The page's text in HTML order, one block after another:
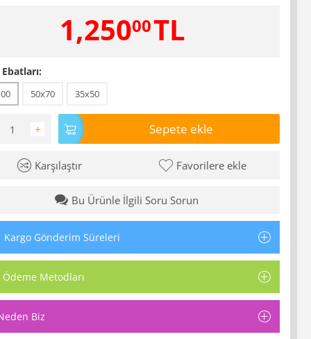
1,25000TL
50x70 35x50
+ Sepete ekle
Karşılaştır Favorilere ekle
Bu Ürünle İlgili Soru Sorun
Kargo Gönderim Süreleri
Ödeme Metodları
Biz